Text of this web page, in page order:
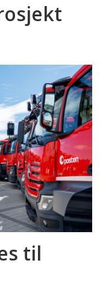
til